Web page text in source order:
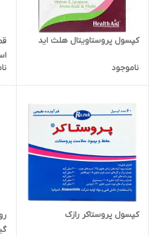
کپسول پروستاویتال هلث اید
ناموجود
کپسول پروستاکر رازک